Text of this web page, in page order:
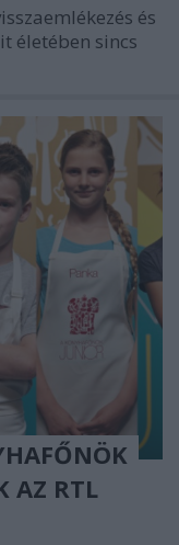
és
életében sincs
AZ RTL